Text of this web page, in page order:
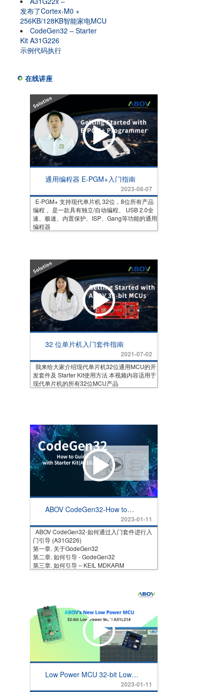
发布了Cortex-M0 +
256KB/128KB智能家电MCU
CodeGen32 – Starter
Kit A31G226
示例代码执行
在线讲座
通用编程器 E-PGM+入门指南
2023-08-07
E-PGM+ 支持现代单片机 32位，8位所有产品
编程， 是一款具有独立/自动编程、 USB 2.0全
速、极速、内置保护、ISP、Gang等功能的通用
编程器
32 位单片机入门套件指南
2021-07-02
我来给大家介绍现代单片机32位通用MCU的开
发套件及 Starter Kit使用方法 本视频内容适用于
现代单片机的所有32位MCU产品
ABOV CodeGen32-How to
(A31G226) 2023-01-11
ABOV CodeGen32-如何通过入门套件进行入
门引导 (A31G226)
第一章. 关于GodeGen32
第二章. 如何引导 - GodeGen32
第三章. 如何引导 – KEIL MDKARM
Low Power MCU 32-bit Low
2023-01-11